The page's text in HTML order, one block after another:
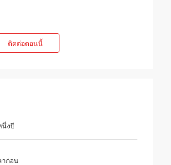
ติดต่อตอนนี้
นึ่งปี
าก่อน